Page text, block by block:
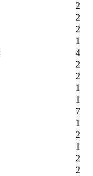
2
2
2
1
4
2
2
1
1
7
1
2
1
2
2